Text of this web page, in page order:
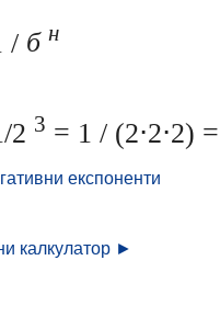
/ б н
2 3 = 1 / (2⋅2⋅2)
експоненти
калкулатор ►